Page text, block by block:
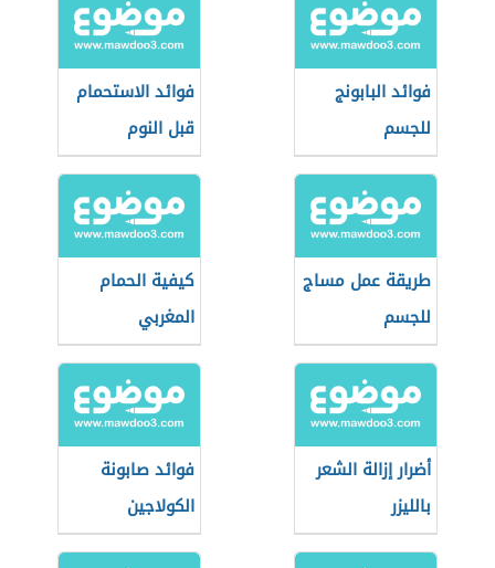
فوائد البابونج
للجسم
فوائد الاستحمام
قبل النوم
طريقة عمل مساج
للجسم
كيفية الحمام
المغربي
أضرار إزالة الشعر
بالليزر
فوائد صابونة
الكولاجين